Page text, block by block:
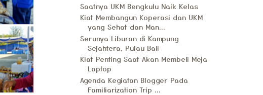
Saatnya UKM Bengkulu Naik Kelas
Kiat Membangun Koperasi dan UKM
yang Sehat dan Man...
Serunya Liburan di Kampung
Sejahtera, Pulau Baii
Kiat Penting Saat Akan Membeli Meja
Laptop
Agenda Kegiatan Blogger Pada
Familiarization Trip ...